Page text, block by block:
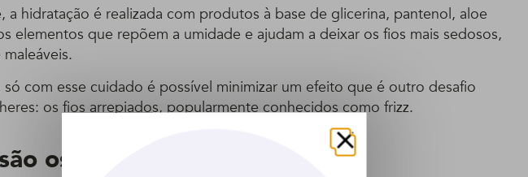
a hidratação é realizada com produtos à base de glicerina, pantenol, aloe
elementos que repõem a umidade e ajudam a deixar os fios mais sedosos,
só com esse cuidado é possível minimizar um efeito que é outro desafio
os fios arrepiados, popularmente conhecidos como frizz.
os benefícios? Fechar